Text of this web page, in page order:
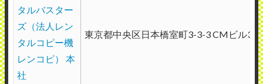
タルバスター
ズ（法人レン
タルコピー機
レンコピ） 本
社
東京都中央区日本橋室町3-3-3 CMビル3F